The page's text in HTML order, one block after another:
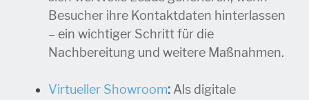
Besucher ihre Kontaktdaten hinterlassen
– ein wichtiger Schritt für die
Nachbereitung und weitere Maßnahmen.
Virtueller Showroom: Als digitale